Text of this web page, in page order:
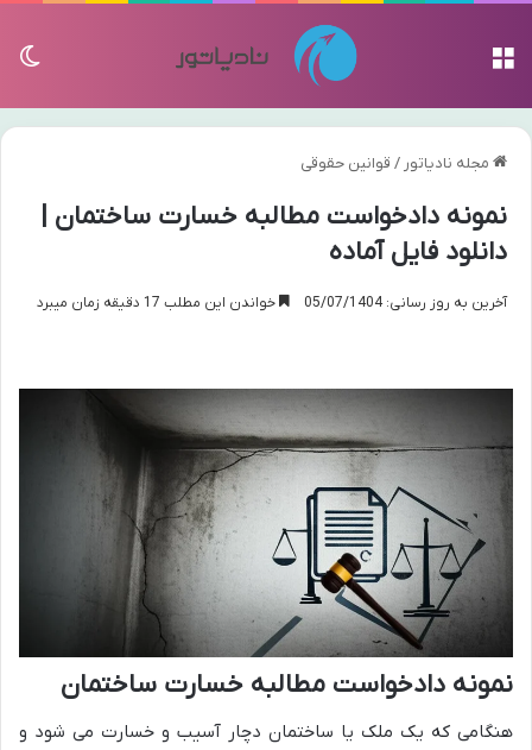
مجله نادیاتور / قوانین حقوقی
نمونه دادخواست مطالبه خسارت ساختمان |
دانلود فایل آماده
آخرین به روز رسانی: 05/07/1404 خواندن این مطلب 17 دقیقه زمان میبرد
نمونه دادخواست مطالبه خسارت ساختمان
هنگامی که یک ملک یا ساختمان دچار آسیب و خسارت می شود و